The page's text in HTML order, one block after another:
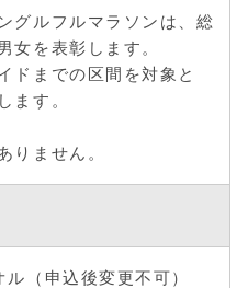
グルフルマラソンは、総
女を表彰します。
ドまでの区間を対象と
ます。
りません。
（申込後変更不可）